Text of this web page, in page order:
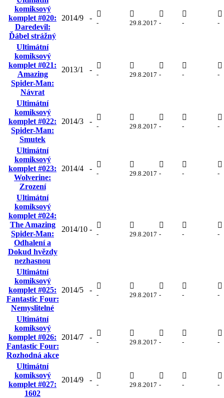
komiksový
komplet #020:
Daredevil:
Ďábel strážný
2014/9 -
- 29.8.2017 - - -
Ultimátní
komiksový
komplet #021:
Amazing
Spider-Man:
Návrat
2013/1 -
- 29.8.2017 - - -
Ultimátní
komiksový
komplet #022:
Spider-Man:
Smutek
2014/3 -
- 29.8.2017 - - -
Ultimátní
komiksový
komplet #023:
Wolverine:
Zrození
2014/4 -
- 29.8.2017 - - -
Ultimátní
komiksový
komplet #024:
The Amazing
Spider-Man:
Odhalení a
Dokud hvězdy
nezhasnou
2014/10 -
- 29.8.2017 - - -
Ultimátní
komiksový
komplet #025:
Fantastic Four:
Nemyslitelné
2014/5 -
- 29.8.2017 - - -
Ultimátní
komiksový
komplet #026:
Fantastic Four:
Rozhodná akce
2014/7 -
- 29.8.2017 - - -
Ultimátní
komiksový
komplet #027:
1602
2014/9 -
- 29.8.2017 - - -